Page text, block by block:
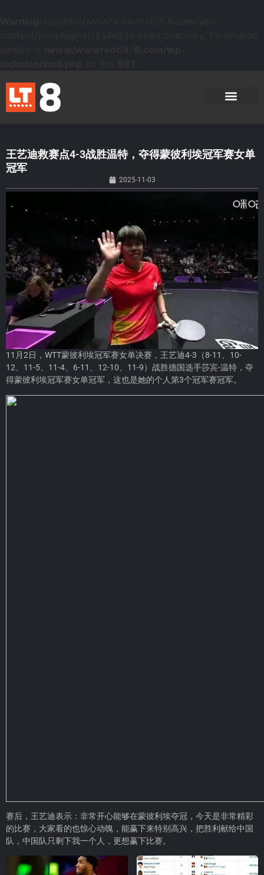
王艺迪救赛点4-3战胜温特，夺得蒙彼利埃冠军赛女单
冠军
2025-11-03
11月2日，WTT蒙彼利埃冠军赛女单决赛， 王艺迪4-3（8-11、10-
12、11-5、11-4、6-11、12-10、11-9）战胜德国选手莎宾-温特，夺
得蒙彼利埃冠军赛女单冠军，这也是她的个人第3个冠军赛冠军。
赛后，王艺迪表示：非常开心能够在蒙彼利埃夺冠，今天是非常精彩
的比赛，大家看的也惊心动魄，能赢下来特别高兴，把胜利献给中国
队，中国队只剩下我一个人，更想赢下比赛。